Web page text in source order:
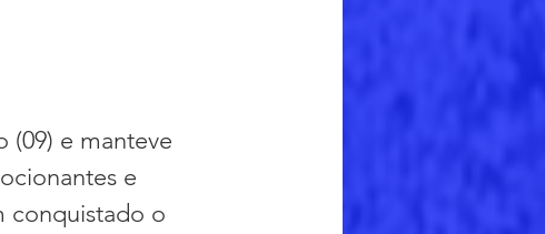
(09) e manteve
e
conquistado o